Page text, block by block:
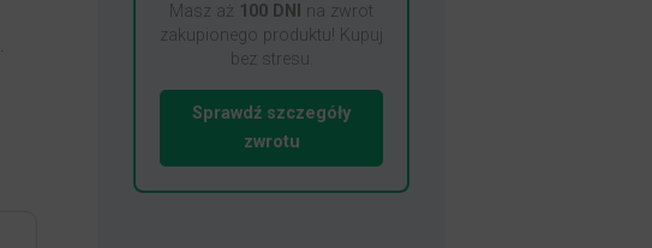
Masz aż 100 DNI
na zwrot
zakupionego produktu! Kupuj
bez stresu.
Sprawdź szczegóły
zwrotu